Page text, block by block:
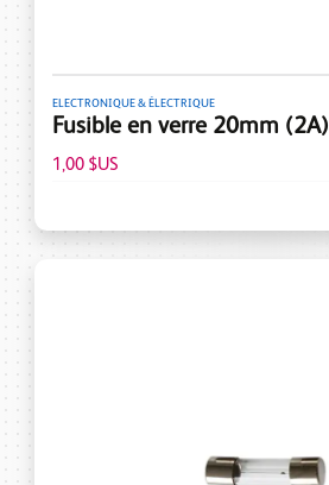
ELECTRONIQUE & ÉLECTRIQUE
Fusible en verre 20mm (2A)
1,00 $US